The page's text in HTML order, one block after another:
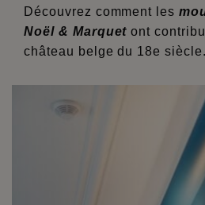
Découvrez comment les
Noël & Marquet ont
château belge du 18e siècle.